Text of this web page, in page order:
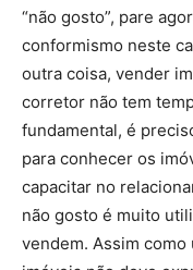
“não gosto”, pare
conformismo neste
outra coisa, vender
corretor não tem
fundamental, é
para conhecer os
capacitar no
não gosto é muito
vendem. Assim